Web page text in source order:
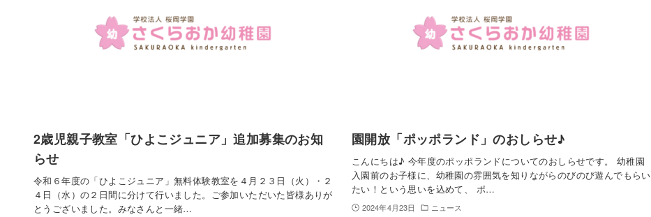
2歳児親子教室「ひよこジュニア」追加募集のお知
らせ
令和６年度の「ひよこジュニア」無料体験教室を４月２３日（火）・２
４日（水）の２日間に分けて行いました。ご参加いただいた皆様ありが
とうございました。みなさんと一緒…
園開放「ポッポランド」のおしらせ♪
こんにちは♪ 今年度のポッポランドについてのおしらせです。 幼稚園
入園前のお子様に、幼稚園の雰囲気を知りながらのびのび遊んでもらい
たい！という思いを込めて、 ポ…
2024年4月23日 ニュース